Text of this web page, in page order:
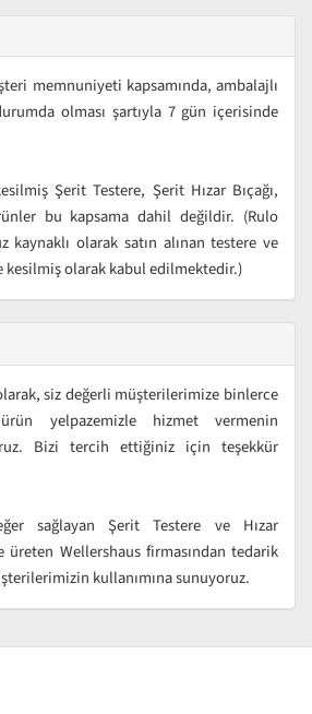
memnuniyeti kapsamında, ambalajlı
olması şartıyla 7 gün içerisinde
Şerit Testere, Şerit Hızar Bıçağı,
bu kapsama dahil değildir. (Rulo
kaynaklı olarak satın alınan testere ve
kesilmiş olarak kabul edilmektedir.)
siz değerli müşterilerimize binlerce
yelpazemizle hizmet vermenin
Bizi tercih ettiğiniz için teşekkür
sağlayan Şerit Testere ve Hızar
üreten Wellershaus firmasından tedarik
kullanımına sunuyoruz.